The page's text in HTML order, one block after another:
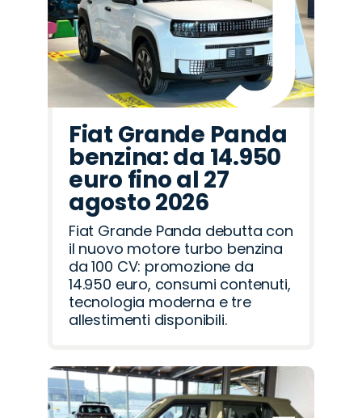
Fiat Grande Panda
benzina: da 14.950
euro fino al 27
agosto 2026
Fiat Grande Panda debutta con
il nuovo motore turbo benzina
da 100 CV: promozione da
14.950 euro, consumi contenuti,
tecnologia moderna e tre
allestimenti disponibili.